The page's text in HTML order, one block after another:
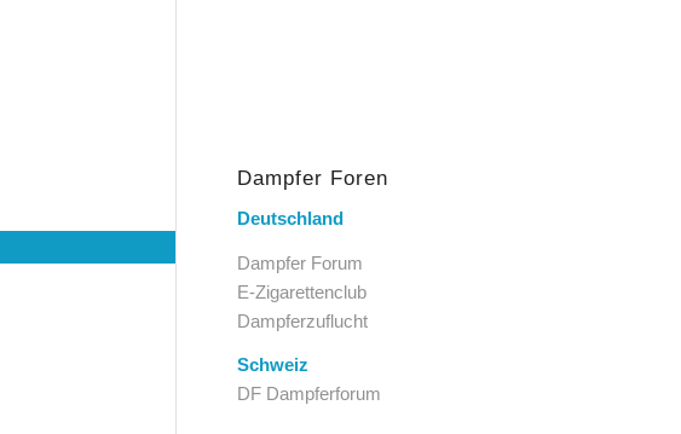
Dampfer Foren
Deutschland
Dampfer Forum
E-Zigarettenclub
Dampferzuflucht
Schweiz
DF Dampferforum